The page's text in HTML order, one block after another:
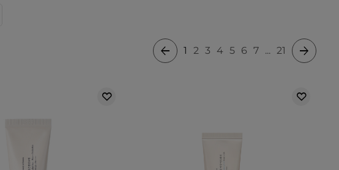
1 2 3 4 5 6 7 ... 21